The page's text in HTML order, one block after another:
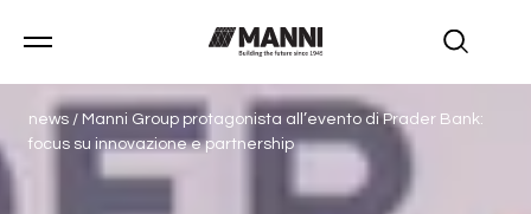
news / Manni Group protagonista all’evento di Prader Bank:
focus su innovazione e partnership